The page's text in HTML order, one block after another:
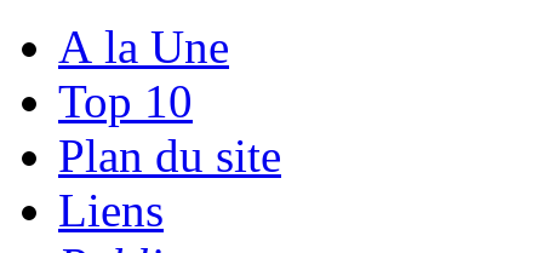
A la Une
Top 10
Plan du site
Liens